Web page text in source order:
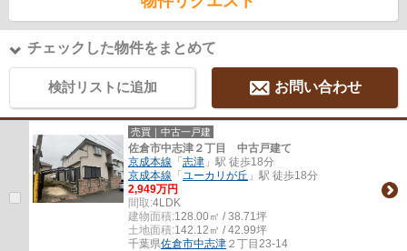
チェックした物件をまとめて
検討リストに追加 お問い合わせ
売買｜中古一戸建
佐倉市中志津２丁目 中古戸建て
京成本線 「 志津 」駅 徒歩18分
京成本線 「 ユーカリが丘 」駅 徒歩18分
2,949万円
間取:4LDK
建物面積:128.00㎡ / 38.71坪
土地面積:142.12㎡ / 42.99坪
千葉県佐倉市中志津 ２丁目23-14